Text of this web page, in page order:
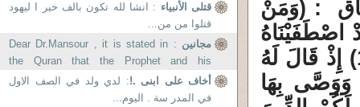
: (وَمَنْ
اصْطَفَيْنَاهُ
فِي الدُّنْيَا وَإِنَّهُ فِي الآخِرَةِ لَمِنْ الصَّالِحِينَ (130) إِذْ قَالَ لَهُ
قَالَ أَسْلَمْتُ لِرَبِّ الْعَالَمِينَ (131) وَوَصَّى بِهَا
قتلى الأنبياء : انشا لله تكون بالف خير ا ليهود
قتلوا من من...
مجانين
: Dear Dr.Mansour , it is stated in
the Quran that the Prophet and his
followers used to...
أخاف على ابنى .!: لدي ولد في الصف الاول
في المدر سة . اليوم...